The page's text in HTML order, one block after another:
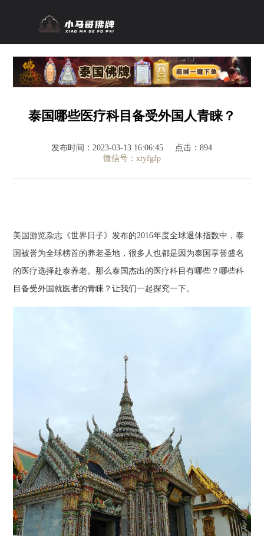
泰国哪些医疗科目备受外国人青睐？
发布时间：2023-03-13 16:06:45
点击：894
微信号：xtyfgfp
美国游览杂志《世界日子》发布的2016年度全球退休指数中，泰
国被誉为全球榜首的养老圣地，很多人也都是因为泰国享誉盛名
的医疗选择赴泰养老。那么泰国杰出的医疗科目有哪些？哪些科
目备受外国就医者的青睐？让我们一起探究一下。